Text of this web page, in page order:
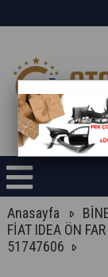
Anasayfa
FİAT IDEA ÖN
51747606